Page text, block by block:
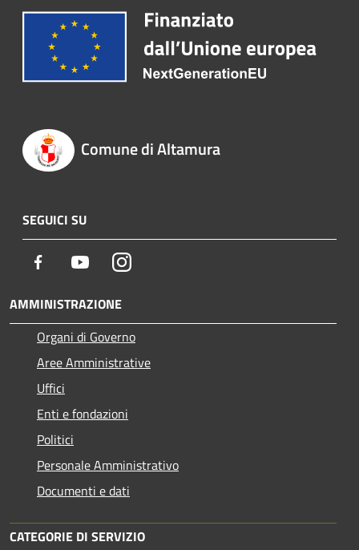
Comune di Altamura
SEGUICI SU
Facebook YoutubeInstagram
AMMINISTRAZIONE
Organi di Governo
Aree Amministrative
Uffici
Enti e fondazioni
Politici
Personale Amministrativo
Documenti e dati
CATEGORIE DI SERVIZIO